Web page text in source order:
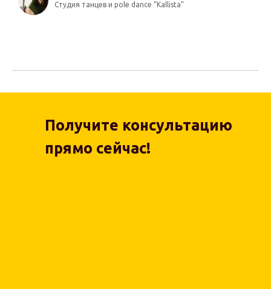
Студия танцев и pole dance “Kallista”
Получите консультацию
прямо сейчас!